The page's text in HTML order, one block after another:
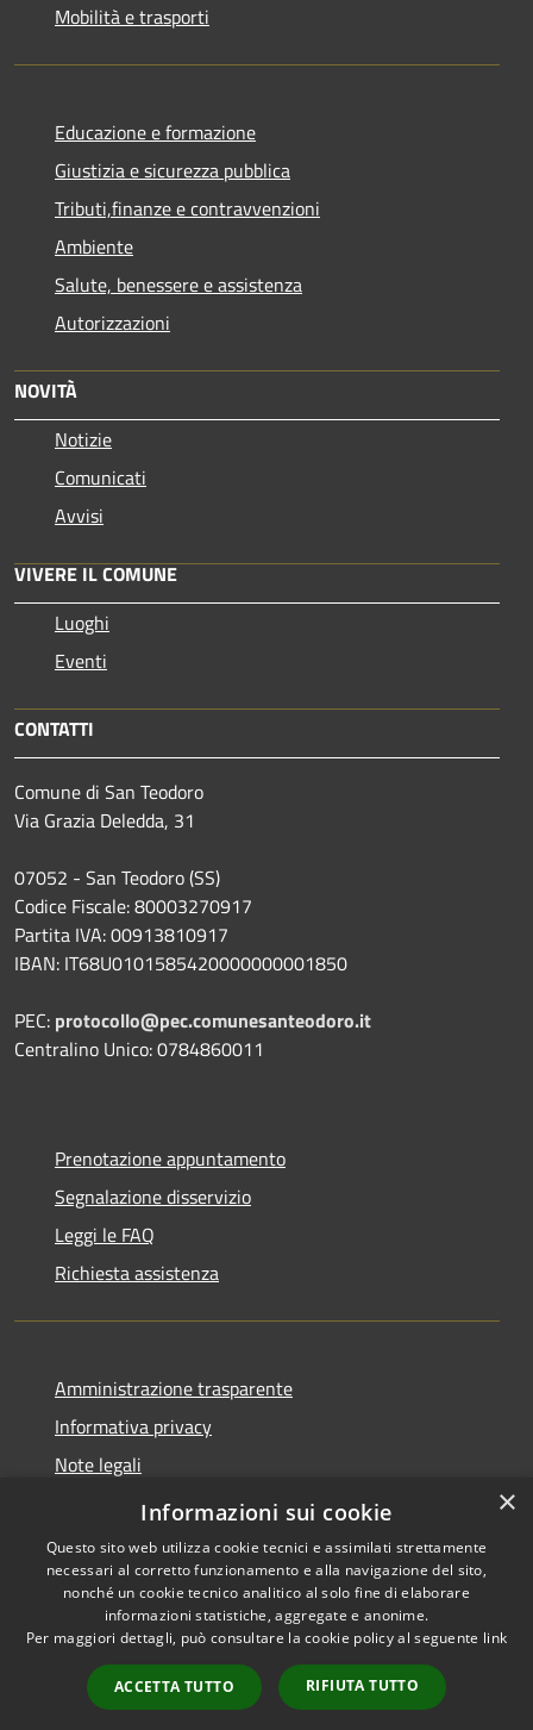
Mobilità e trasporti
Educazione e formazione
Giustizia e sicurezza pubblica
Tributi,finanze e contravvenzioni
Ambiente
Salute, benessere e assistenza
Autorizzazioni
NOVITÀ
Notizie
Comunicati
Avvisi
VIVERE IL COMUNE
Luoghi
Eventi
CONTATTI
Comune di San Teodoro
Via Grazia Deledda, 31
07052 - San Teodoro (SS)
Codice Fiscale: 80003270917
Partita IVA: 00913810917
IBAN: IT68U0101585420000000001850
PEC: protocollo@pec.comunesanteodoro.it
Centralino Unico: 0784860011
Prenotazione appuntamento
Segnalazione disservizio
Leggi le FAQ
Richiesta assistenza
Amministrazione trasparente
Informativa privacy
Note legali
Dichiarazione di accessibilità
Accessibilità
Copyright © 2026 • Comune di
San Teodoro • Powered by
Municipium•
Accesso
redazione
×
Informazioni sui cookie
Questo sito web utilizza cookie tecnici e assimilati strettamente
necessari al corretto funzionamento e alla navigazione del sito,
nonché un cookie tecnico analitico al solo fine di elaborare
informazioni statistiche, aggregate e anonime.
Per maggiori dettagli, può consultare la cookie policy al seguente link
ACCETTA TUTTO RIFIUTA TUTTO